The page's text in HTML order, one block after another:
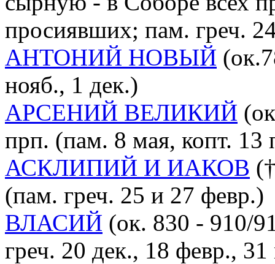
просиявших; пам. греч.
АНТОНИЙ НОВЫЙ
нояб., 1 дек.)
АРСЕНИЙ ВЕЛИКИЙ
прп. (пам. 8 мая, копт.
АСКЛИПИЙ И ИАКОВ
(пам. греч. 25 и 27 февр.)
ВЛАСИЙ (ок. 830 - 910/
греч. 20 дек., 18 февр., 31